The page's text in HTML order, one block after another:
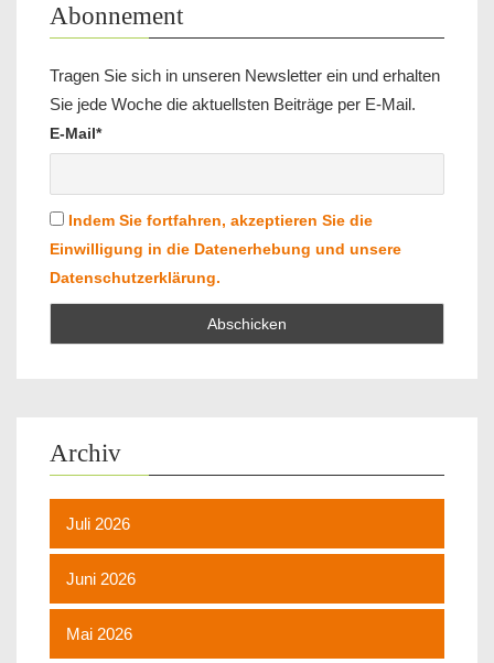
Abonnement
Tragen Sie sich in unseren Newsletter ein und erhalten
Sie jede Woche die aktuellsten Beiträge per E-Mail.
E-Mail*
Indem Sie fortfahren, akzeptieren Sie die
Einwilligung in die Datenerhebung und unsere
Datenschutzerklärung.
Archiv
Juli 2026
Juni 2026
Mai 2026